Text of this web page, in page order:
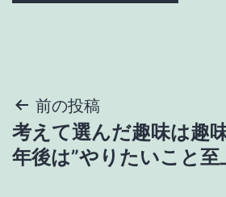
投
稿
前の投稿
考えて選んだ趣味は趣
年後は”やりたいこと至